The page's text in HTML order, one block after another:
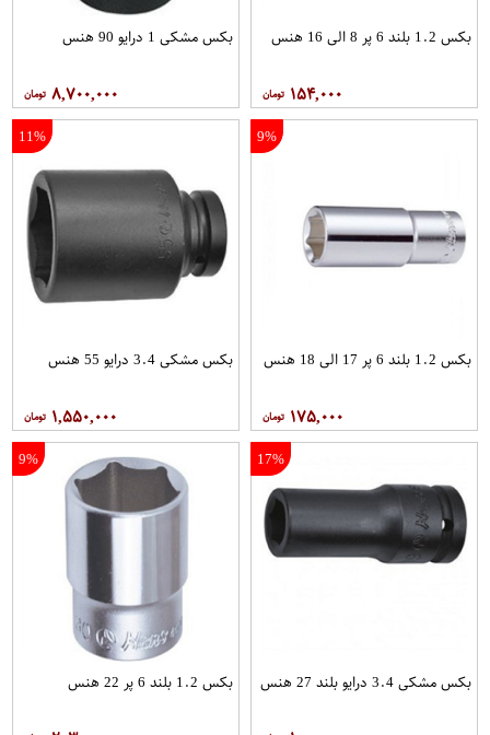
بکس 1.2 بلند 6 پر 8 الی 16 هنس
۱۵۴,۰۰۰
بکس مشکی 1 درایو 90 هنس
۸,۷۰۰,۰۰۰
9%
بکس 1.2 بلند 6 پر 17 الی 18 هنس
۱۷۵,۰۰۰
11%
بکس مشکی 3.4 درایو 55 هنس
۱,۵۵۰,۰۰۰
17%
بکس مشکی 3.4 درایو بلند 27 هنس
9%
بکس 1.2 بلند 6 پر 22 هنس